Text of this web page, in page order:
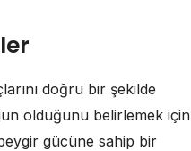
doğru bir şekilde
olduğunu belirlemek için
gücüne sahip bir